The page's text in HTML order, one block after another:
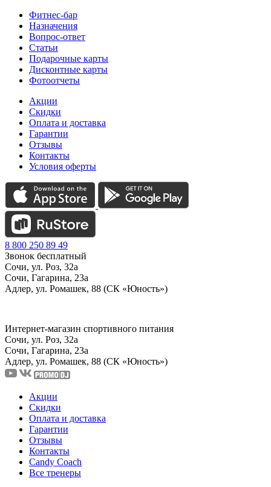
Фитнес-бар
Назначения
Вопрос-ответ
Статьи
Подарочные карты
Дисконтные карты
Фотоотчеты
Акции
Скидки
Оплата и доставка
Гарантии
Отзывы
Контакты
Условия оферты
8 800 250 89 49
Звонок бесплатный
Сочи, ул. Роз, 32а
Сочи, Гагарина, 23а
Адлер, ул. Ромашек, 88 (СК «Юность»)
Интернет-магазин спортивного питания
Сочи, ул. Роз, 32а
Сочи, Гагарина, 23а
Адлер, ул. Ромашек, 88 (СК «Юность»)
Акции
Скидки
Оплата и доставка
Гарантии
Отзывы
Контакты
Candy Coach
Все тренеры